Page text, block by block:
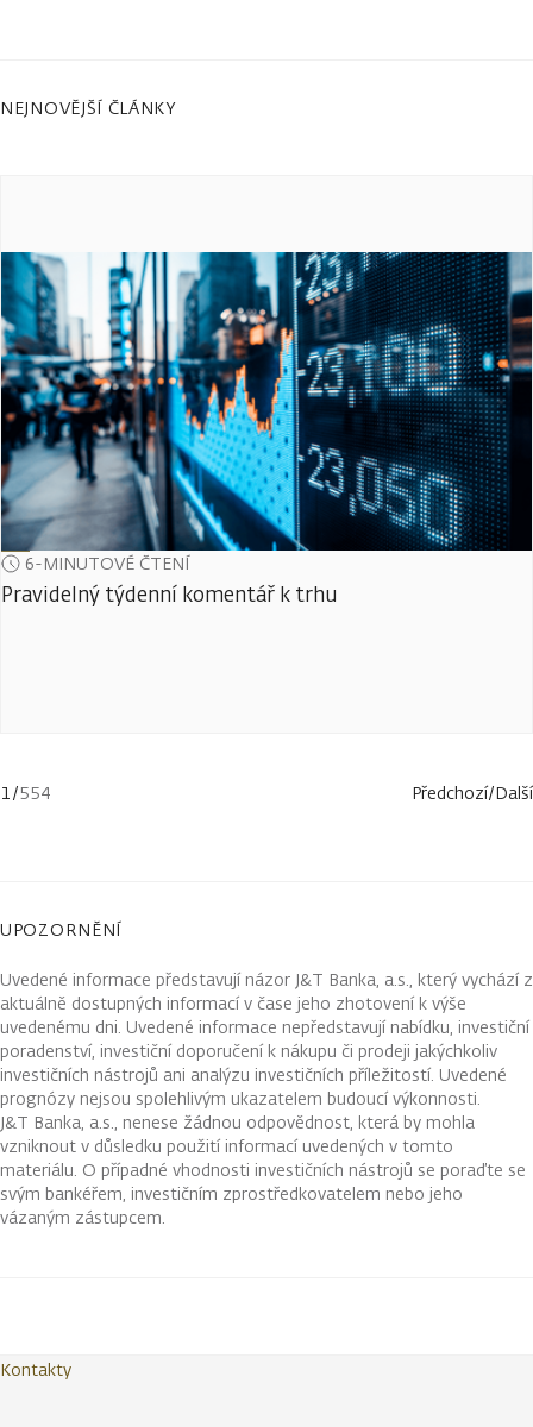
NEJNOVĚJŠÍ ČLÁNKY
6-MINUTOVÉ ČTENÍ
Pravidelný týdenní komentář k trhu
1/554 Předchozí/Další
UPOZORNĚNÍ
Uvedené informace představují názor J&T Banka, a.s., který vychází z
aktuálně dostupných informací v čase jeho zhotovení k výše
uvedenému dni. Uvedené informace nepředstavují nabídku, investiční
poradenství, investiční doporučení k nákupu či prodeji jakýchkoliv
investičních nástrojů ani analýzu investičních příležitostí. Uvedené
prognózy nejsou spolehlivým ukazatelem budoucí výkonnosti.
J&T Banka, a.s., nenese žádnou odpovědnost, která by mohla
vzniknout v důsledku použití informací uvedených v tomto
materiálu. O případné vhodnosti investičních nástrojů se poraďte se
svým bankéřem, investičním zprostředkovatelem nebo jeho
vázaným zástupcem.
Kontakty